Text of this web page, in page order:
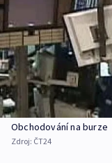
Obchodování na burze
Zdroj: ČT24